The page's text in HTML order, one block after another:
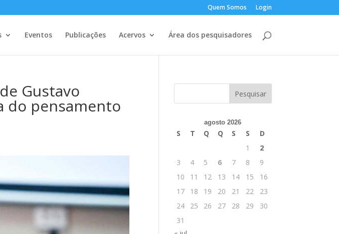
Quem Somos Login
Eventos Publicações Acervos Área dos pesquisadores
Gustavo
do pensamento
agosto 2026
S T Q Q S S
D
1
2
3
4 5 6 7 8
9
10
11 12 13 14 15
16
17
18 19 20 21 22
23
24
25 26 27 28 29
30
31